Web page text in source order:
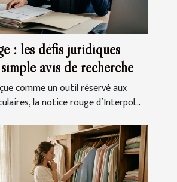
: les défis juridiques
avis de recherche
comme un outil réservé aux
la notice rouge d’Interpol...